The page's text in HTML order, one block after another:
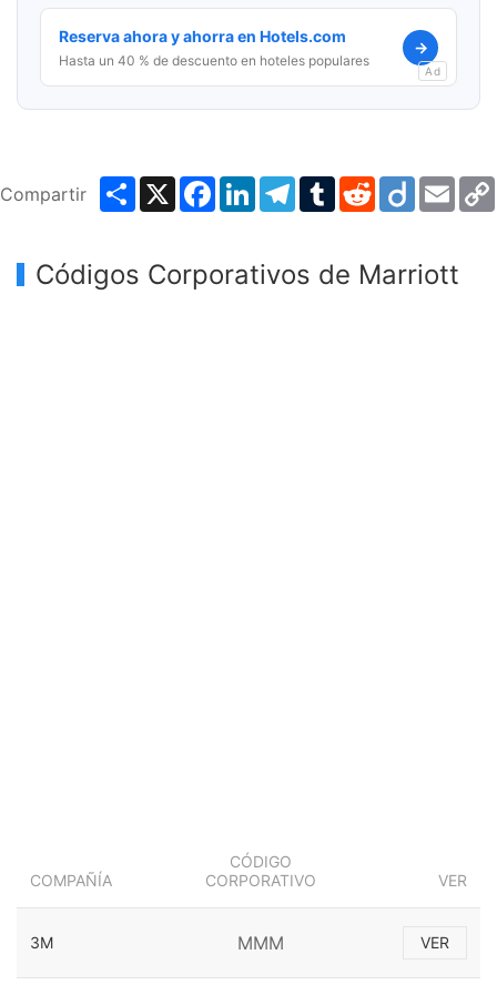
Reserva ahora y ahorra en Hotels.com
Hasta un 40 % de descuento en hoteles populares
→
Ad
Compartir ShareX Facebook
LinkedInTelegram
TumblrRedditDiigo
Códigos Corporativos de Marriott
COMPAÑÍA
CÓDIGO
CORPORATIVO
VER
3M MMM VER